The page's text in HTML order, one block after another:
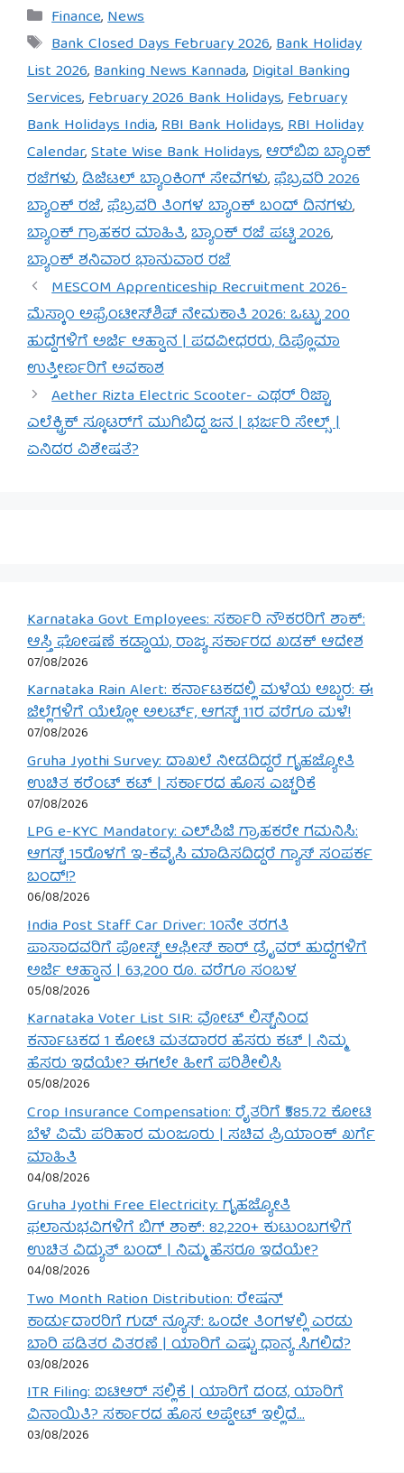
Categories
Finance,News
Tags
Bank Closed Days February 2026,Bank Holiday
List 2026,Banking News Kannada,Digital Banking
Services,February 2026 Bank Holidays,February
Bank Holidays India,RBI Bank Holidays,RBI Holiday
Calendar,State Wise Bank Holidays,ಆರ್‌ಬಿಐ ಬ್ಯಾಂಕ್
ರಜೆಗಳು,ಡಿಜಿಟಲ್ ಬ್ಯಾಂಕಿಂಗ್ ಸೇವೆಗಳು,ಫೆಬ್ರವರಿ 2026
ಬ್ಯಾಂಕ್ ರಜೆ,ಫೆಬ್ರವರಿ ತಿಂಗಳ ಬ್ಯಾಂಕ್ ಬಂದ್ ದಿನಗಳು,
ಬ್ಯಾಂಕ್ ಗ್ರಾಹಕರ ಮಾಹಿತಿ,ಬ್ಯಾಂಕ್ ರಜೆ ಪಟ್ಟಿ 2026,
ಬ್ಯಾಂಕ್ ಶನಿವಾರ ಭಾನುವಾರ ರಜೆ
MESCOM Apprenticeship Recruitment 2026-
ಮೆಸ್ಕಾಂ ಅಫ್ರೆಂಟೀಸ್‌ಶಿಪ್ ನೇಮಕಾತಿ 2026: ಒಟ್ಟು 200
ಹುದ್ದೆಗಳಿಗೆ ಅರ್ಜಿ ಆಹ್ವಾನ | ಪದವೀಧರರು, ಡಿಪ್ಲೊಮಾ
ಉತ್ತೀರ್ಣರಿಗೆ ಅವಕಾಶ
Aether Rizta Electric Scooter- ಎಥರ್ ರಿಜ್ಟಾ
ಎಲೆಕ್ಟ್ರಿಕ್ ಸ್ಕೂಟರ್‌ಗೆ ಮುಗಿಬಿದ್ದ ಜನ | ಭರ್ಜರಿ ಸೇಲ್ಸ್ |
ಏನಿದರ ವಿಶೇಷತೆ?
Karnataka Govt Employees: ಸರ್ಕಾರಿ ನೌಕರರಿಗೆ ಶಾಕ್:
ಆಸ್ತಿ ಘೋಷಣೆ ಕಡ್ಡಾಯ, ರಾಜ್ಯ ಸರ್ಕಾರದ ಖಡಕ್ ಆದೇಶ
07/08/2026
Karnataka Rain Alert: ಕರ್ನಾಟಕದಲ್ಲಿ ಮಳೆಯ ಅಬ್ಬರ: ಈ
ಜಿಲ್ಲೆಗಳಿಗೆ ಯೆಲ್ಲೋ ಅಲರ್ಟ್, ಆಗಸ್ಟ್ 11ರ ವರೆಗೂ ಮಳೆ!
07/08/2026
Gruha Jyothi Survey: ದಾಖಲೆ ನೀಡದಿದ್ದರೆ ಗೃಹಜ್ಯೋತಿ
ಉಚಿತ ಕರೆಂಟ್ ಕಟ್ | ಸರ್ಕಾರದ ಹೊಸ ಎಚ್ಚರಿಕೆ
07/08/2026
LPG e-KYC Mandatory: ಎಲ್‌ಪಿಜಿ ಗ್ರಾಹಕರೇ ಗಮನಿಸಿ:
ಆಗಸ್ಟ್ 15ರೊಳಗೆ ಇ-ಕೆವೈಸಿ ಮಾಡಿಸದಿದ್ದರೆ ಗ್ಯಾಸ್ ಸಂಪರ್ಕ
ಬಂದ್!?
06/08/2026
India Post Staff Car Driver: 10ನೇ ತರಗತಿ
ಪಾಸಾದವರಿಗೆ ಪೋಸ್ಟ್ ಆಫೀಸ್ ಕಾರ್ ಡ್ರೈವರ್ ಹುದ್ದೆಗಳಿಗೆ
ಅರ್ಜಿ ಆಹ್ವಾನ | 63,200 ರೂ. ವರೆಗೂ ಸಂಬಳ
05/08/2026
Karnataka Voter List SIR: ವೋಟ್ ಲಿಸ್ಟ್‌ನಿಂದ
ಕರ್ನಾಟಕದ 1 ಕೋಟಿ ಮತದಾರರ ಹೆಸರು ಕಟ್ | ನಿಮ್ಮ
ಹೆಸರು ಇದೆಯೇ? ಈಗಲೇ ಹೀಗೆ ಪರಿಶೀಲಿಸಿ
05/08/2026
Crop Insurance Compensation: ರೈತರಿಗೆ ₹585.72 ಕೋಟಿ
ಬೆಳೆ ವಿಮೆ ಪರಿಹಾರ ಮಂಜೂರು | ಸಚಿವ ಪ್ರಿಯಾಂಕ್ ಖರ್ಗೆ
ಮಾಹಿತಿ
04/08/2026
Gruha Jyothi Free Electricity: ಗೃಹಜ್ಯೋತಿ
ಫಲಾನುಭವಿಗಳಿಗೆ ಬಿಗ್ ಶಾಕ್: 82,220+ ಕುಟುಂಬಗಳಿಗೆ
ಉಚಿತ ವಿದ್ಯುತ್ ಬಂದ್ | ನಿಮ್ಮ ಹೆಸರೂ ಇದೆಯೇ?
04/08/2026
Two Month Ration Distribution: ರೇಷನ್
ಕಾರ್ಡುದಾರರಿಗೆ ಗುಡ್ ನ್ಯೂಸ್: ಒಂದೇ ತಿಂಗಳಲ್ಲಿ ಎರಡು
ಬಾರಿ ಪಡಿತರ ವಿತರಣೆ | ಯಾರಿಗೆ ಎಷ್ಟು ಧಾನ್ಯ ಸಿಗಲಿದೆ?
03/08/2026
ITR Filing: ಐಟಿಆರ್ ಸಲ್ಲಿಕೆ | ಯಾರಿಗೆ ದಂಡ, ಯಾರಿಗೆ
ವಿನಾಯಿತಿ? ಸರ್ಕಾರದ ಹೊಸ ಅಪ್ಡೇಟ್ ಇಲ್ಲಿದೆ…
03/08/2026